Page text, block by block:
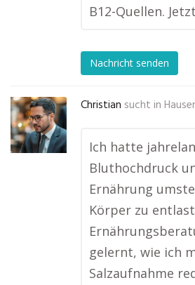
B12-Quellen.
Nachricht senden
Christian sucht in
Ich hatte
Bluthochdruck
Ernährung
Körper zu
gelernt, wie ich
Salzaufnahme